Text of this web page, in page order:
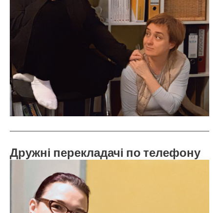
Дружні перекладачі по телефону